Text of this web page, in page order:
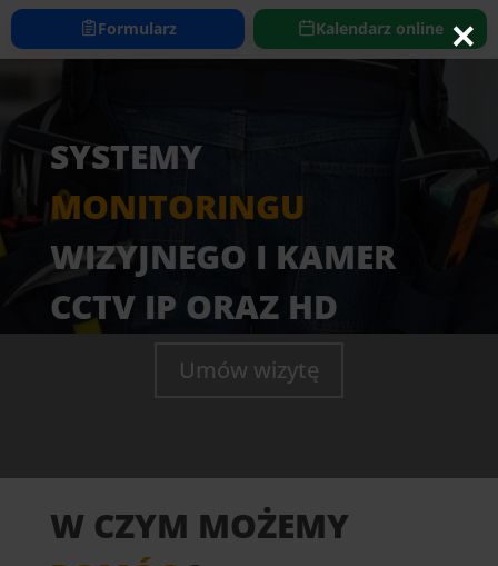
Formularz Kalendarz online
https://www.elektryk24h.com
SYSTEMY
MONITORINGU
WIZYJNEGO I KAMER
CCTV IP ORAZ HD
Umów wizytę
W CZYM MOŻEMY
×